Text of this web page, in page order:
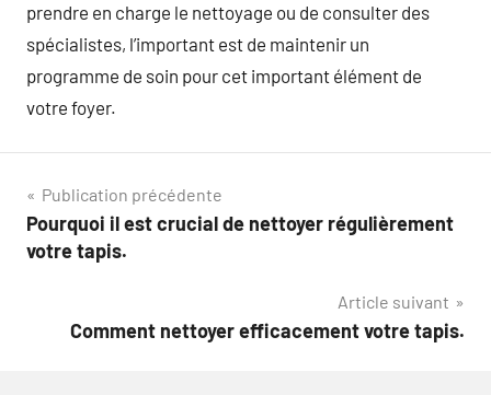
prendre en charge le nettoyage ou de consulter des
spécialistes, l’important est de maintenir un
programme de soin pour cet important élément de
votre foyer.
Navigation
de
Publication précédente
Pourquoi il est crucial de nettoyer régulièrement
votre tapis.
Article suivant
Comment nettoyer efficacement votre tapis.